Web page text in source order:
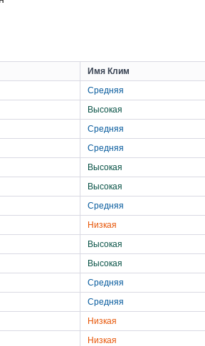
Имя Клим
Средняя
Высокая
Средняя
Средняя
Высокая
Высокая
Средняя
Низкая
Высокая
Высокая
Средняя
Средняя
Низкая
Низкая